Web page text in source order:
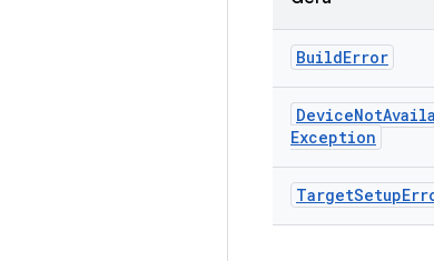
BuildError
DeviceNot
Exception
TargetSetup